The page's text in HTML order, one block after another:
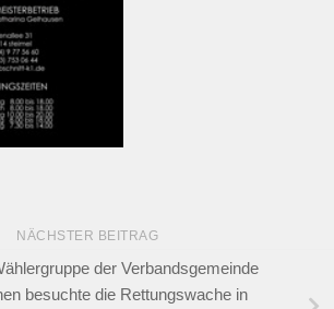
NÄCHSTER BEITRAG
der Verbandsgemeinde
besuchte die Rettungswache in